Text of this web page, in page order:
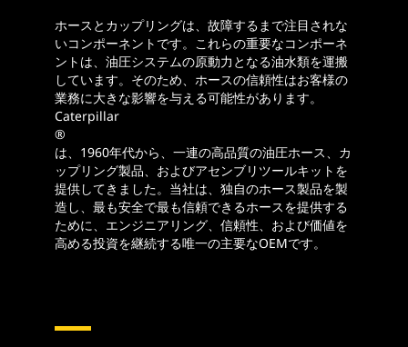
ホースとカップリングは、故障するまで注目されな
いコンポーネントです。これらの重要なコンポーネ
ントは、油圧システムの原動力となる油水類を運搬
しています。そのため、ホースの信頼性はお客様の
業務に大きな影響を与える可能性があります。
Caterpillar
®
は、1960年代から、一連の高品質の油圧ホース、カ
ップリング製品、およびアセンブリツールキットを
提供してきました。当社は、独自のホース製品を製
造し、最も安全で最も信頼できるホースを提供する
ために、エンジニアリング、信頼性、および価値を
高める投資を継続する唯一の主要なOEMです。